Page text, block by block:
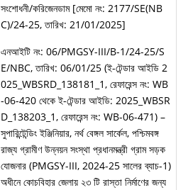
সংশোধনী/করিজেনডাম [মেমো নং: 2177/SE(NB
C)/24-25, তারিখ: 21/01/2025]
এনআইটি নং: 06/PMGSY-III/B-1/24-25/S
E/NBC, তারিখ: 06/01/25 (ই-টেন্ডার আইডি 2
025_WBSRD_138181_1, রেফারেন্স নং: WB
-06-420 থেকে ই-টেন্ডার আইডি: 2025_WBSR
D_138203_1, রেফারেন্স নং: WB-06-471) –
সুপারিন্টেন্ডিং ইঞ্জিনিয়ার, নর্থ বেঙ্গল সার্কেল, পশ্চিমবঙ্গ
রাজ্য গ্রামীণ উন্নয়ন সংস্থা প্রধানমন্ত্রী গ্রাম সড়ক
যোজনার (PMGSY-III, 2024-25 সালের ব্যাচ-1)
অধীনে কোচবিহার জেলায় ২৩ টি রাস্তা নির্মাণের জন্য